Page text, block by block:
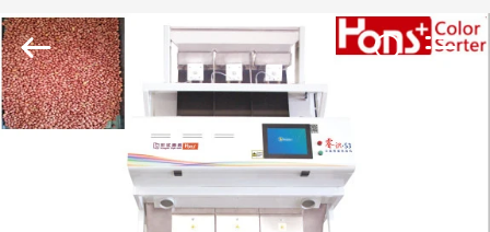
MAISON
PRODUITS
Hongshi
Optoelectronic
High-
tech
Co.,Ltd.
All
Rights
Reserved.